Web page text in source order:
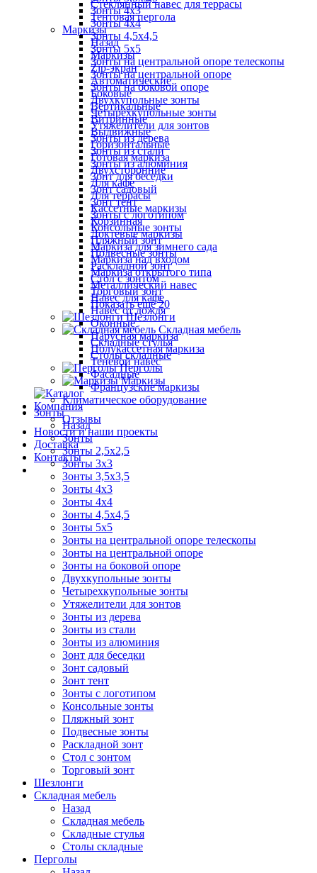
Зонты 4х3
Зонты 4х4
Зонты 4,5х4,5
Зонты 5х5
Зонты на центральной опоре телескопы
Зонты на центральной опоре
Зонты на боковой опоре
Двухкупольные зонты
Четырехкупольные зонты
Утяжелители для зонтов
Зонты из дерева
Зонты из стали
Зонты из алюминия
Зонт для беседки
Зонт садовый
Зонт тент
Зонты с логотипом
Консольные зонты
Пляжный зонт
Подвесные зонты
Раскладной зонт
Стол с зонтом
Торговый зонт
Показать ещё 20
Шезлонги
Складная мебель
Складные стулья
Столы складные
Перголы
Маркизы
Компания
Отзывы
Новости и наши проекты
Доставка
Контакты
Стеклянный навес для террасы
Тентовая пергола
Маркизы
Назад
Маркизы
Zip-экран
Автоматические
Боковые
Вертикальные
Витринные
Выдвижные
Горизонтальные
Готовая маркиза
Двухсторонние
Для кафе
Для террасы
Кассетные маркизы
Корзинная
Локтевые маркизы
Маркиза для зимнего сада
Маркиза над входом
Маркиза открытого типа
Металлический навес
Навес для кафе
Навес от дождя
Оконные
Парусная маркиза
Полукассетная маркиза
Теневой навес
Фасадные
Французские маркизы
Климатическое оборудование
Зонты
Назад
Зонты
Зонты 2,5х2,5
Зонты 3х3
Зонты 3,5х3,5
Зонты 4х3
Зонты 4х4
Зонты 4,5х4,5
Зонты 5х5
Зонты на центральной опоре телескопы
Зонты на центральной опоре
Зонты на боковой опоре
Двухкупольные зонты
Четырехкупольные зонты
Утяжелители для зонтов
Зонты из дерева
Зонты из стали
Зонты из алюминия
Зонт для беседки
Зонт садовый
Зонт тент
Зонты с логотипом
Консольные зонты
Пляжный зонт
Подвесные зонты
Раскладной зонт
Стол с зонтом
Торговый зонт
Шезлонги
Складная мебель
Назад
Складная мебель
Складные стулья
Столы складные
Перголы